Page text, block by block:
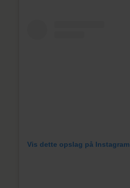
Vis dette opslag på Instagram